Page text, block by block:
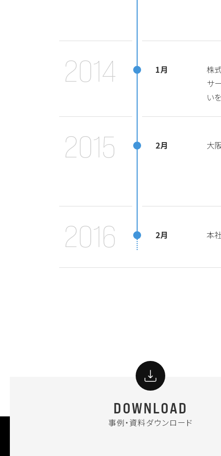
2014 1月
株
サ
い
2015 2月 大
2016 2月 本
DOWNLOAD
事例・資料ダウンロード